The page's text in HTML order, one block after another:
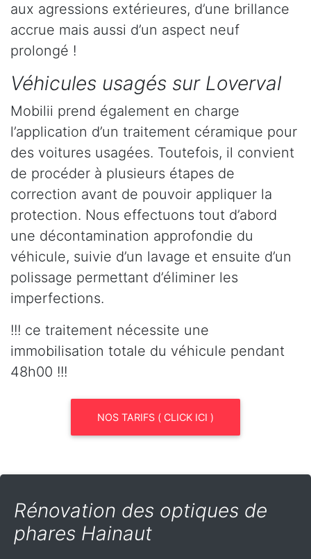
aux agressions extérieures, d’une brillance
accrue mais aussi d’un aspect neuf
prolongé !
Véhicules usagés sur Loverval
Mobilii prend également en charge
l’application d’un traitement céramique pour
des voitures usagées. Toutefois, il convient
de procéder à plusieurs étapes de
correction avant de pouvoir appliquer la
protection. Nous effectuons tout d’abord
une décontamination approfondie du
véhicule, suivie d’un lavage et ensuite d’un
polissage permettant d’éliminer les
imperfections.
!!! ce traitement nécessite une
immobilisation totale du véhicule pendant
48h00 !!!
NOS TARIFS ( CLICK ICI )
Rénovation des optiques de
phares Hainaut